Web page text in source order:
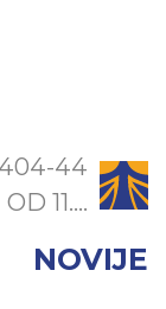
44
OD 11....
NOVIJE